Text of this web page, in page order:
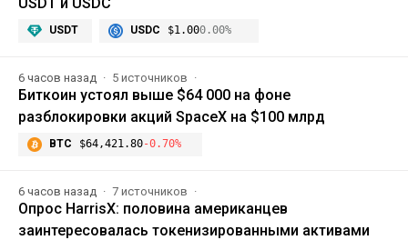
USDT USDC $1.000.00%
6 часов назад 5 источников
Биткоин устоял выше $64 000 на фоне
разблокировки акций SpaceX на $100 млрд
BTC $64,421.80-0.70%
6 часов назад 7 источников
Опрос HarrisX: половина американцев
заинтересовалась токенизированными активами